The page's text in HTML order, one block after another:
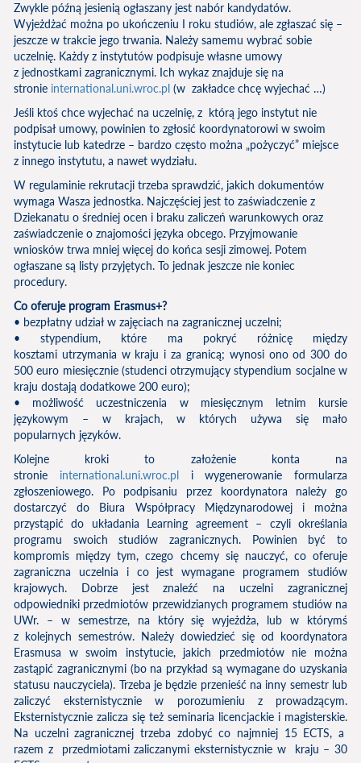
Zwykle późną jesienią ogłaszany jest nabór kandydatów.
Wyjeżdżać można po ukończeniu I roku studiów, ale zgłaszać się –
jeszcze w trakcie jego trwania. Należy samemu wybrać sobie
uczelnię. Każdy z instytutów podpisuje własne umowy
z jednostkami zagranicznymi. Ich wykaz znajduje się na
stronie international.uni.wroc.pl (w zakładce chcę wyjechać …)
Jeśli ktoś chce wyjechać na uczelnię, z którą jego instytut nie
podpisał umowy, powinien to zgłosić koordynatorowi w swoim
instytucie lub katedrze – bardzo często można „pożyczyć” miejsce
z innego instytutu, a nawet wydziału.
W regulaminie rekrutacji trzeba sprawdzić, jakich dokumentów
wymaga Wasza jednostka. Najczęściej jest to zaświadczenie z
Dziekanatu o średniej ocen i braku zaliczeń warunkowych oraz
zaświadczenie o znajomości języka obcego. Przyjmowanie
wniosków trwa mniej więcej do końca sesji zimowej. Potem
ogłaszane są listy przyjętych. To jednak jeszcze nie koniec
procedury.
Co oferuje program Erasmus+?
• bezpłatny udział w zajęciach na zagranicznej uczelni;
• stypendium, które ma pokryć różnicę między
kosztami utrzymania w kraju i za granicą; wynosi ono od 300 do
500 euro miesięcznie (studenci otrzymujący stypendium socjalne w
kraju dostają dodatkowe 200 euro);
• możliwość uczestniczenia w miesięcznym letnim kursie
językowym – w krajach, w których używa się mało
popularnych języków.
Kolejne kroki to założenie konta na
stronie international.uni.wroc.pli wygenerowanie formularza
zgłoszeniowego. Po podpisaniu przez koordynatora należy go
dostarczyć do Biura Współpracy Międzynarodowej i można
przystąpić do układania Learning agreement – czyli określania
programu swoich studiów zagranicznych. Powinien być to
kompromis między tym, czego chcemy się nauczyć, co oferuje
zagraniczna uczelnia i co jest wymagane programem studiów
krajowych. Dobrze jest znaleźć na uczelni zagranicznej
odpowiedniki przedmiotów przewidzianych programem studiów na
UWr. – w semestrze, na który się wyjeżdża, lub w którymś
z kolejnych semestrów. Należy dowiedzieć się od koordynatora
Erasmusa w swoim instytucie, jakich przedmiotów nie można
zastąpić zagranicznymi (bo na przykład są wymagane do uzyskania
statusu nauczyciela). Trzeba je będzie przenieść na inny semestr lub
zaliczyć eksternistycznie w porozumieniu z prowadzącym.
Eksternistycznie zalicza się też seminaria licencjackie i magisterskie.
Na uczelni zagranicznej trzeba zdobyć co najmniej 15 ECTS, a
razem z przedmiotami zaliczanymi eksternistycznie w kraju – 30